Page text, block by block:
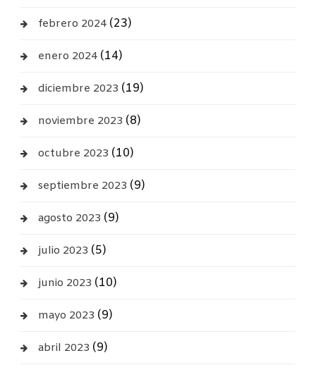
febrero 2024(23)
enero 2024(14)
diciembre 2023 (19)
noviembre 2023 (8)
octubre 2023 (10)
septiembre 2023 (9)
agosto 2023 (9)
julio 2023 (5)
junio 2023 (10)
mayo 2023 (9)
abril 2023 (9)